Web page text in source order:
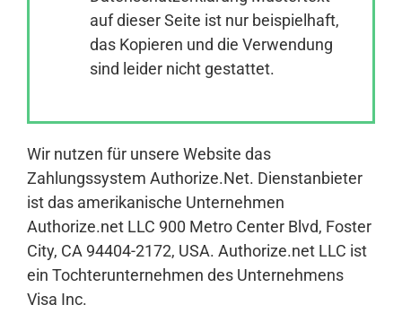
Anmelden
auf dieser Seite ist nur beispielhaft,
das Kopieren und die Verwendung
sind leider nicht gestattet.
Wir nutzen für unsere Website das
Zahlungssystem Authorize.Net. Dienstanbieter
ist das amerikanische Unternehmen
Authorize.net LLC 900 Metro Center Blvd, Foster
City, CA 94404-2172, USA. Authorize.net LLC ist
ein Tochterunternehmen des Unternehmens
Visa Inc.